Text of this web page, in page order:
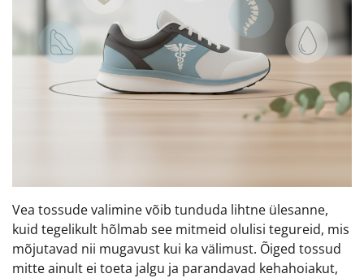
Vea tossude valimine võib tunduda lihtne ülesanne,
kuid tegelikult hõlmab see mitmeid olulisi tegureid, mis
mõjutavad nii mugavust kui ka välimust. Õiged tossud
mitte ainult ei toeta jalgu ja parandavad kehahoiakut,